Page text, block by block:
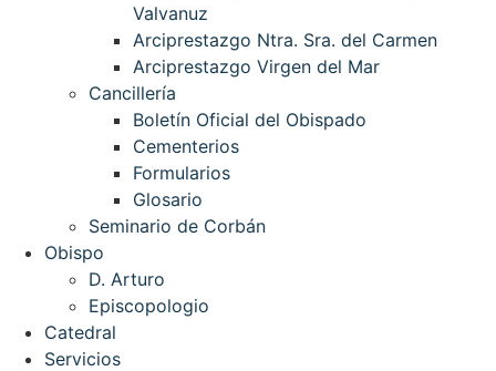
Valvanuz
Arciprestazgo Ntra. Sra. del Carmen
Arciprestazgo Virgen del Mar
Cancillería
Boletín Oficial del Obispado
Cementerios
Formularios
Glosario
Seminario de Corbán
Obispo
D. Arturo
Episcopologio
Catedral
Servicios